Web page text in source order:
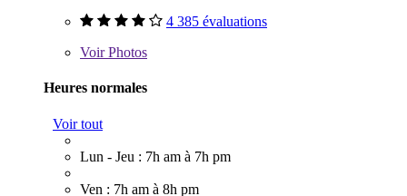
4 385 évaluations
VoirPhotos
Heures normales
Voir tout
Lun - Jeu : 7h am à 7h pm
Ven : 7h am à 8h pm